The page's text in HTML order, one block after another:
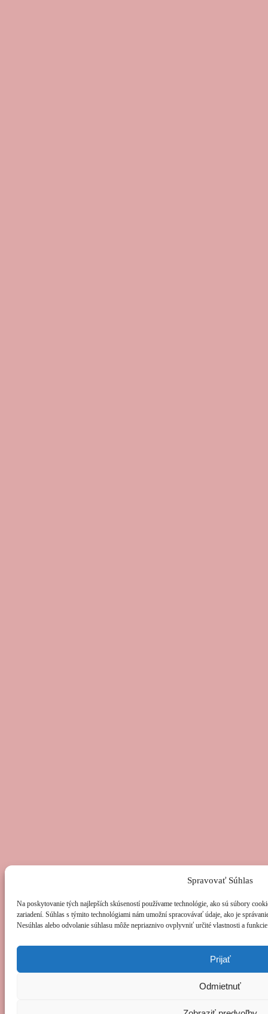
Spravovať Súhlas
Na poskytovanie tých najlepších skúseností používame technológie, ako sú súbory
zariadení. Súhlas s týmito technológiami nám umožní spracovávať údaje, ako je
Nesúhlas alebo odvolanie súhlasu môže nepriaznivo ovplyvniť určité vlastnosti a
Prijať
Odmietnuť